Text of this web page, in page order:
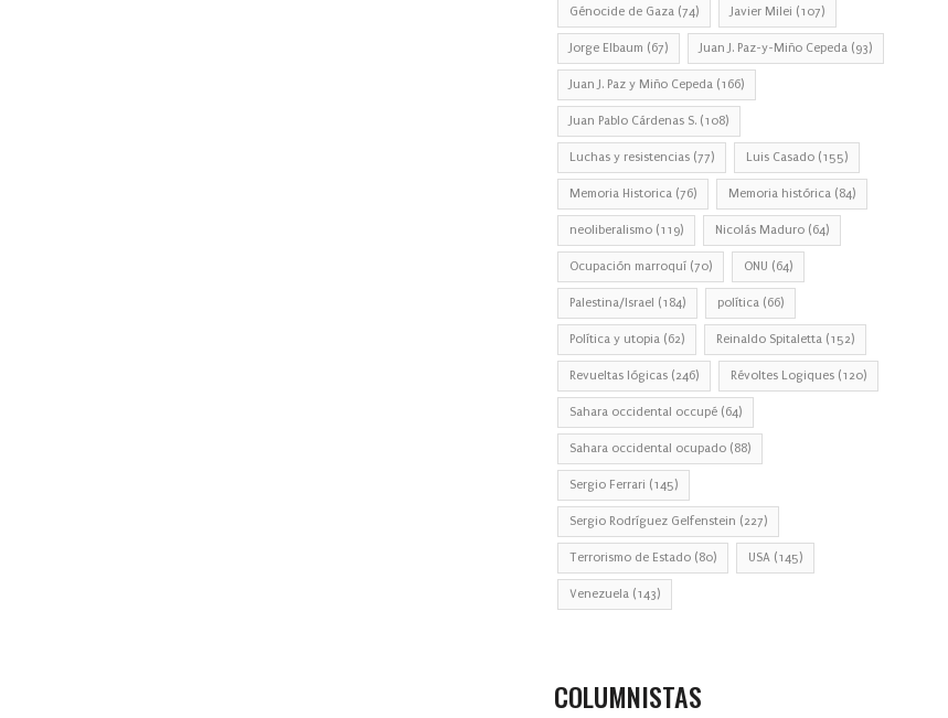
Génocide de Gaza (74) Javier Milei (107)
Jorge Elbaum (67) Juan J. Paz-y-Miño Cepeda (93)
Juan J. Paz y Miño Cepeda (166)
Juan Pablo Cárdenas S. (108)
Luchas y resistencias (77) Luis Casado (155)
Memoria Historica (76) Memoria histórica (84)
neoliberalismo (119) Nicolás Maduro (64)
Ocupación marroquí (70) ONU (64)
Palestina/Israel (184) política (66)
Política y utopia (62) Reinaldo Spitaletta (152)
Revueltas lógicas (246) Révoltes Logiques (120)
Sahara occidental occupé (64)
Sahara occidental ocupado (88)
Sergio Ferrari (145)
Sergio Rodríguez Gelfenstein (227)
Terrorismo de Estado (80) USA (145)
Venezuela (143)
COLUMNISTAS